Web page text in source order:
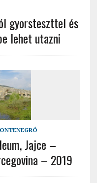
gyorsteszttel és
lehet utazni
Jajce –
– 2019